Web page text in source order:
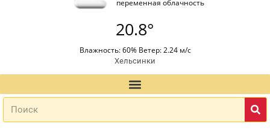
переменная облачность
20.8°
Влажность: 60% Ветер: 2.24 м/с
Хельсинки